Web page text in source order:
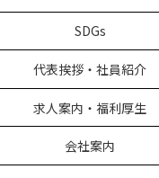
SDGs
代表挨拶・社員紹介
求人案内・福利厚生
会社案内